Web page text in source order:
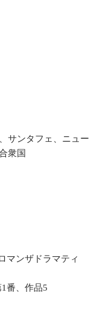
サンタフェ、ニュー
衆国
マンザドラマティ
番、作品5